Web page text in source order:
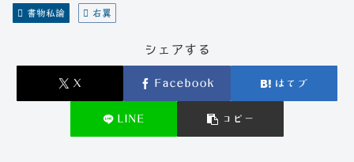
書物私論 右翼
シェアする
X Facebook はてブ
LINE コピー